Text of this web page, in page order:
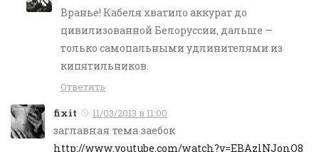
Вранье! Кабеля хватило аккурат до
цивилизованной Белоруссии, дальше —
только самопальными удлинителями из
кипятильников.
Ответить
fixit 11/03/2013 в 11:00
заглавная тема заебок
http://www.youtube.com/watch?v=EBAzlNJonO8